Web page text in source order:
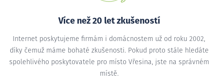
Více než 20 let zkušeností
Internet poskytujeme firmám i domácnostem už od roku 2002,
díky čemuž máme bohaté zkušenosti. Pokud proto stále hledáte
spolehlivého poskytovatele pro místo Vřesina, jste na správném
místě.